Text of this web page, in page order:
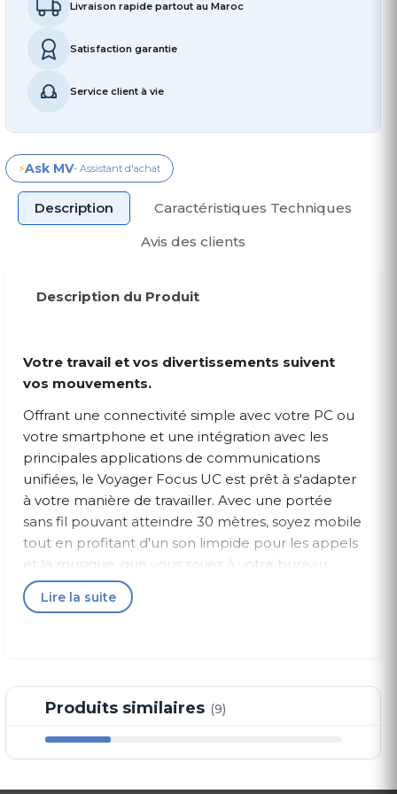
Livraison rapide partout au Maroc
Satisfaction garantie
Service client à vie
⚡Ask MV- Assistant d'achat
Description
Caractéristiques Techniques
Avis des clients
Description du Produit
Votre travail et vos divertissements suivent
vos mouvements.
Offrant une connectivité simple avec votre PC ou
votre smartphone et une intégration avec les
principales applications de communications
unifiées, le Voyager Focus UC est prêt à s'adapter
à votre manière de travailler. Avec une portée
sans fil pouvant atteindre 30 mètres, soyez mobile
tout en profitant d'un son limpide pour les appels
et la musique, que vous soyez à votre bureau,
dans la salle de conférence ou dans la cuisine.
Profitez de la liberté du sans fil avec des
Entendez mieux. Et soyez mieux entendu. La
active et passive et le son stéréo immersif du
concentrer sur vos appels ou votre musique sans
Lire la suite
Produits similaires (9)